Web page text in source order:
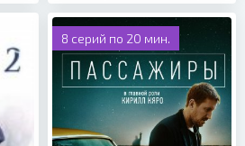
8 серий по 20 мин.